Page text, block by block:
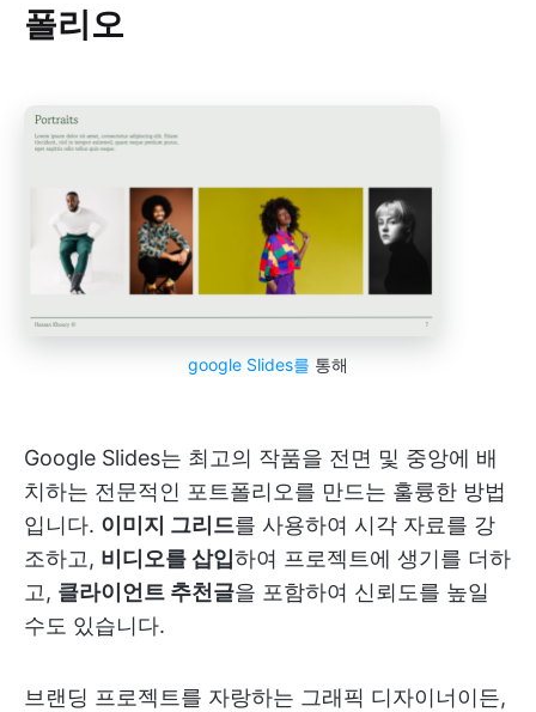
폴리오
google Slides를 통해
Google Slides는 최고의 작품을 전면 및 중앙에 배
치하는 전문적인 포트폴리오를 만드는 훌륭한 방법
입니다. 이미지 그리드를 사용하여 시각 자료를 강
조하고, 비디오를 삽입하여 프로젝트에 생기를 더하
고, 클라이언트 추천글을 포함하여 신뢰도를 높일
수도 있습니다.
브랜딩 프로젝트를 자랑하는 그래픽 디자이너이든,